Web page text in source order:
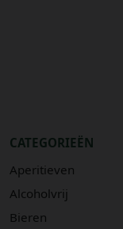
CATEGORIEËN
Aperitieven
Alcoholvrij
Bieren